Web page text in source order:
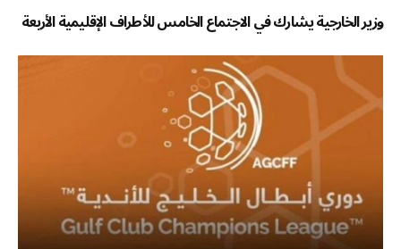
وزير الخارجية يشارك في الاجتماع الخامس للأطراف الإقليمية الأربعة